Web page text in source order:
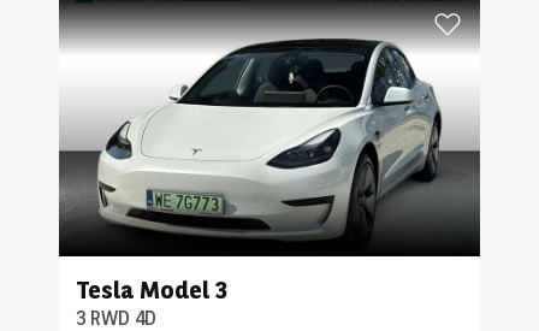
Tesla Model 3
3 RWD 4D